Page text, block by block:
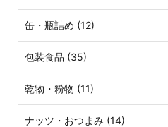
缶・瓶詰め (12)
包装食品 (35)
乾物・粉物 (11)
ナッツ・おつまみ (14)